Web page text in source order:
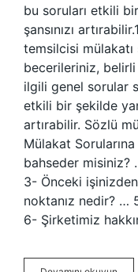
bu soruları etkili
şansınızı
temsilcisi mülakatı
becerileriniz,
ilgili genel sorular
etkili bir şekilde
artırabilir. Sözlü
Mülakat
bahseder
3- Önceki
noktanız nedir? …
6- Şirketimiz